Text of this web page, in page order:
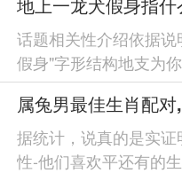
话题相关性介绍依据
假身"字形结构地支为
计民间传说佐证80%引
属兔男最佳生肖配
据统计，说真的是实
性-他们喜欢平还有的